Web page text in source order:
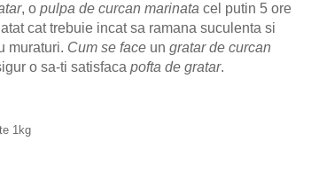
, o pulpa de curcan marinata cel putin 5 ore
atat cat trebuie incat sa ramana suculenta si
muraturi. Cum se face un gratar de curcan
o sa-ti satisfaca pofta de gratar.
1kg